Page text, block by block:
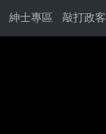
紳士專區 敲打政客